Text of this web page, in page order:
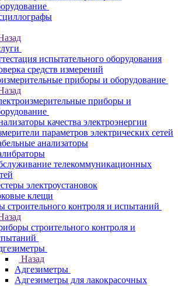
испытательного оборудования
средств измерений
приборы и оборудование
приборы и
качества электроэнергии
параметров электрических сетей
анализаторы
телекоммуникационных
электроустановок
клещи
строительного контроля и испытаний
строительного контроля и
Назад
Адгезиметры
Адгезиметры для лакокрасочных